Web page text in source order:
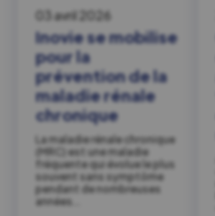
03 avril 2026
Inovie se mobilise
pour la
prévention de la
maladie rénale
chronique
La maladie rénale chronique
(MRC) est une maladie
fréquente qui évolue le plus
souvent sans symptôme
pendant de nombreuses
années….